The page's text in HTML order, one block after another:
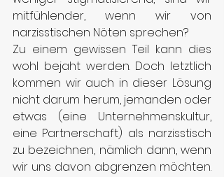
mitfühlender, wenn wir von
narzisstischen Nöten sprechen?
Zu einem gewissen Teil kann dies
wohl bejaht werden. Doch letztlich
kommen wir auch in dieser Lösung
nicht darum herum, jemanden oder
etwas (eine Unternehmenskultur,
eine Partnerschaft) als narzisstisch
zu bezeichnen, nämlich dann, wenn
wir uns davon abgrenzen möchten.